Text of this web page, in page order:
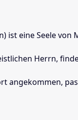
ist eine Seele
Herrn,
angekommen,